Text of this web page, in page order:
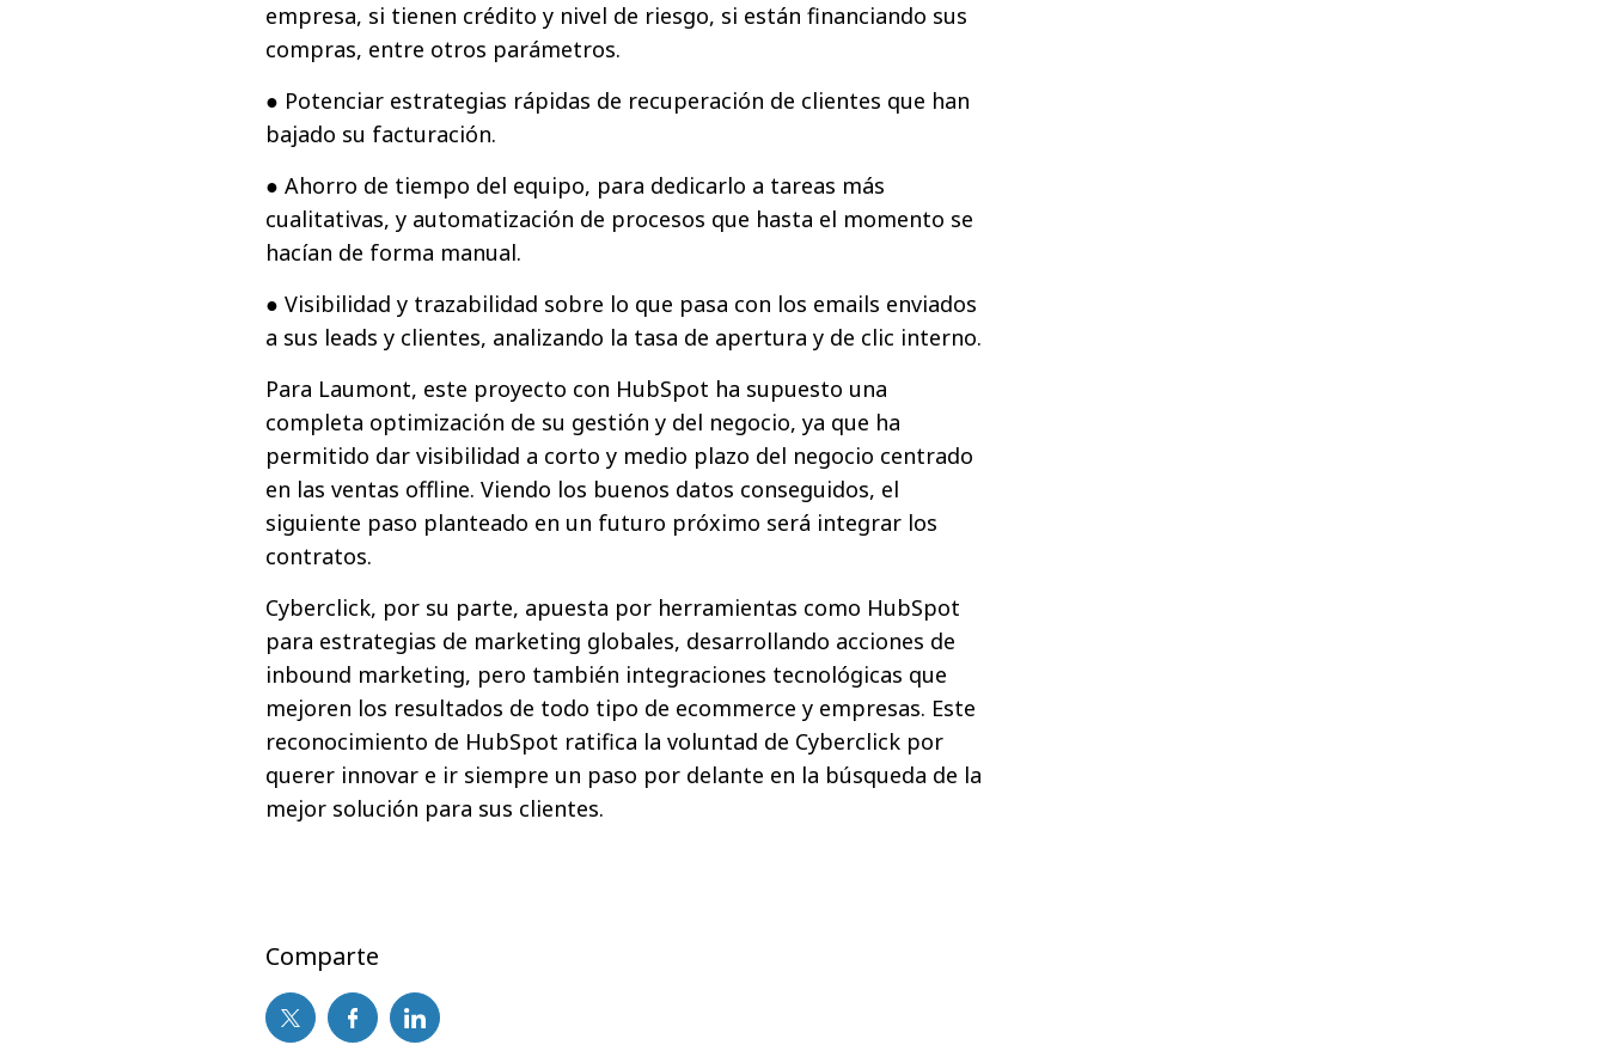
empresa, si tienen crédito y nivel de riesgo, si están financiando sus
compras, entre otros parámetros.
● Potenciar estrategias rápidas de recuperación de clientes que han
bajado su facturación.
● Ahorro de tiempo del equipo, para dedicarlo a tareas más
cualitativas, y automatización de procesos que hasta el momento se
hacían de forma manual.
● Visibilidad y trazabilidad sobre lo que pasa con los emails enviados
a sus leads y clientes, analizando la tasa de apertura y de clic interno.
Para Laumont, este proyecto con HubSpot ha supuesto una
completa optimización de su gestión y del negocio, ya que ha
permitido dar visibilidad a corto y medio plazo del negocio centrado
en las ventas offline. Viendo los buenos datos conseguidos, el
siguiente paso planteado en un futuro próximo será integrar los
contratos.
Cyberclick, por su parte, apuesta por herramientas como HubSpot
para estrategias de marketing globales, desarrollando acciones de
inbound marketing, pero también integraciones tecnológicas que
mejoren los resultados de todo tipo de ecommerce y empresas. Este
reconocimiento de HubSpot ratifica la voluntad de Cyberclick por
querer innovar e ir siempre un paso por delante en la búsqueda de la
mejor solución para sus clientes.
Comparte